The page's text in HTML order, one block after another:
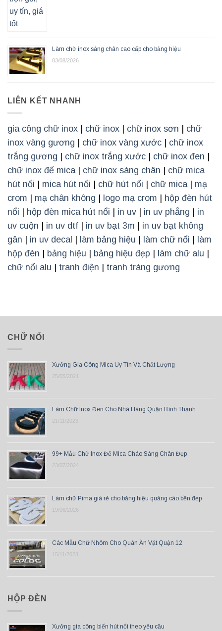
Làm chữ inox sáng chân cao cấp cho bảng hiệu
03/08/2026
LIÊN KẾT NHANH
gia công chữ inox | chữ inox | chữ inox sơn | chữ
inox vàng gương | chữ inox vàng xước | chữ inox
trắng gương | chữ inox trắng xước | chữ inox đen |
chữ inox đế mica | chữ inox sáng chân | chữ mica
hút nổi | mica hút nổi | chữ hút nổi | chữ mica | mạ
crom | mạ chân không | logo mạ crom | hộp đèn hút
nổi | hộp đèn mica hút nổi | in uv | in uv phẳng | in
uv cuộn | in uv dtf | in uv bạt 3m | in uv bạt không
gân | in uv decal | làm bảng hiệu | làm chữ nổi | làm
hộp đèn | bảng hiệu | bảng hiệu đẹp | làm chữ alu |
chữ nổi alu | tranh điện | tranh tráng gương
CHỮ NỔI
Xưởng Gia Công Mica Uy Tín Và Chất Lượng
25/05/2021
Làm Chữ Inox Đen Cho Nhà Hàng Quận Bình Thạnh
21/11/2023
99+ Mẫu Chữ Inox Đế Mica Cháo Sáng Chân Đẹp
23/07/2024
Làm chữ Pima giá rẻ cho bảng hiệu quảng cáo bền đẹp
19/06/2026
Các Mẫu Chữ Nhôm Cho Quán Ăn Vặt Quận 12
15/11/2023
HỘP ĐÈN
Xưởng gia công biển hút nổi theo yêu cầu